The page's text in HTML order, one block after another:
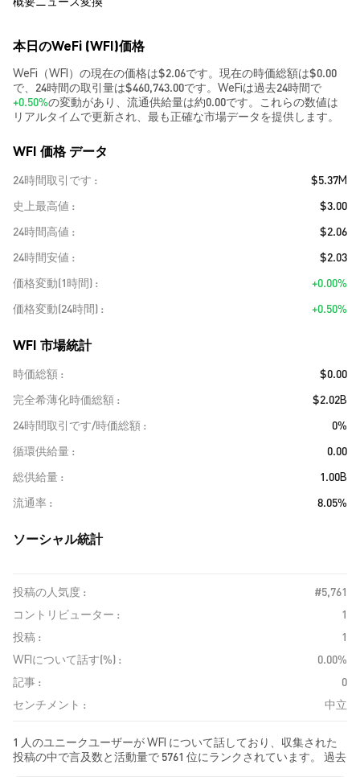
本日のWeFi (WFI)価格
WeFi（WFI）の現在の価格は$2.06です。現在の時価総額は$0.00
で、24時間の取引量は$460,743.00です。WeFiは過去24時間で
+0.50%の変動があり、流通供給量は約0.00です。これらの数値は
リアルタイムで更新され、最も正確な市場データを提供します。
WFI 価格 データ
24時間取引です
$5.37M
史上最高値
$3.00
24時間高値
$2.06
24時間安値
$2.03
価格変動(1時間)
+0.00%
価格変動(24時間)
+0.50%
WFI 市場統計
時価総額
$0.00
完全希薄化時価総額
$2.02B
24時間取引です/時価総額
0%
循環供給量
0.00
総供給量
1.00B
流通率
8.05%
ソーシャル統計
投稿の人気度 :
#5,761
コントリビューター :
1
投稿 :
1
WFIについて話す(%) :
0.00%
記事 :
0
センチメント :
中立
1 人のユニークユーザーが WFI について話しており、収集された
投稿の中で言及数と活動量で 5761 位にランクされています。 過去